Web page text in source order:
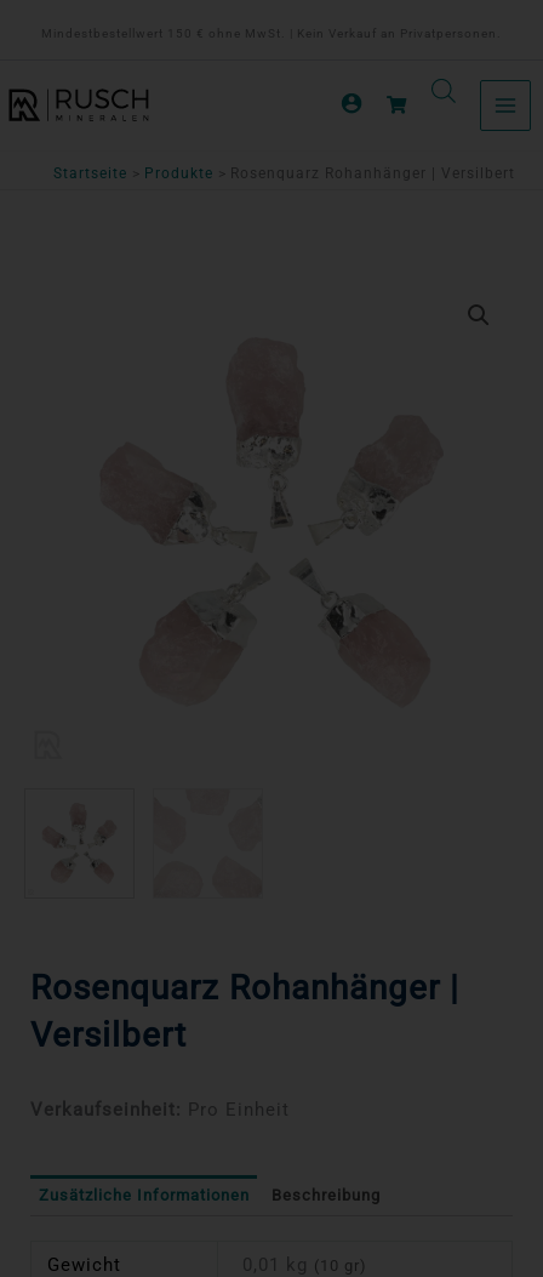
Mindestbestellwert 150 € ohne MwSt. | Kein Verkauf an Privatpersonen.
Startseite Produkte Rosenquarz Rohanhänger | Versilbert
Rosenquarz Rohanhänger |
Versilbert
Verkaufseinheit: Pro Einheit
Zusätzliche Informationen Beschreibung
Gewicht 0,01 kg (10 gr)